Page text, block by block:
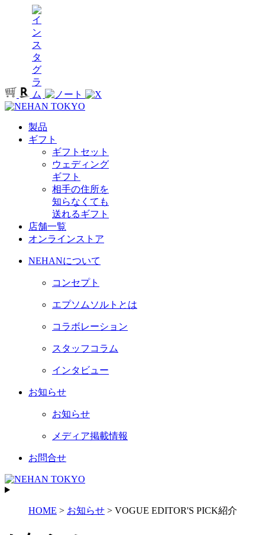
製品
ギフト
ギフトセット
ウェディング
ギフト
相手の住所を
知らなくても
送れるギフト
店舗一覧
オンラインストア
NEHANについて
コンセプト
エプソムソルトとは
コラボレーション
スタッフコラム
インタビュー
お知らせ
お知らせ
メディア掲載情報
お問合せ
HOME > お知らせ > VOGUE EDITOR'S PICK紹介